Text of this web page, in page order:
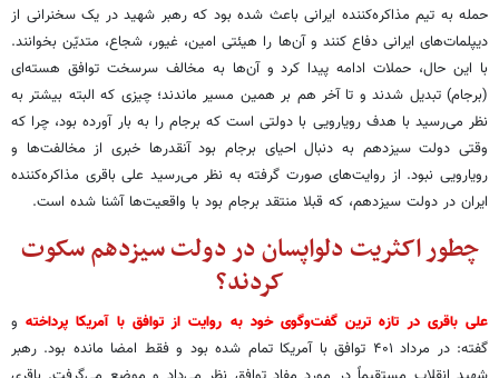
حمله به تیم مذاکره‌کننده ایرانی باعث شده بود که رهبر شهید در یک سخنرانی از
دیپلمات‌های ایرانی دفاع کنند و آن‌ها را هیئتی امین، غیور، شجاع، متدیّن بخوانند.
با این حال، حملات ادامه پیدا کرد و آن‌ها به مخالف سرسخت توافق هسته‌ای
(برجام) تبدیل شدند و تا آخر هم بر همین مسیر ماندند؛ چیزی که البته بیشتر به
نظر می‌رسید با هدف رویارویی با دولتی است که برجام را به بار آورده بود، چرا که
وقتی دولت سیزدهم به دنبال احیای برجام بود آنقدرها خبری از مخالفت‌ها و
رویارویی نبود. از روایت‌های صورت گرفته به نظر می‌رسید علی باقری مذاکره‌کننده
ایران در دولت سیزدهم، که قبلا منتقد برجام بود با واقعیت‌ها آشنا شده است.
چطور اکثریت دلواپسان در دولت سیزدهم سکوت
کردند؟
علی باقری در تازه ترین گفت‌وگوی خود به روایت از توافق با آمریکا پرداختهو
گفته: در مرداد ۴۰۱ توافق با آمریکا تمام شده بود و فقط امضا مانده بود. رهبر